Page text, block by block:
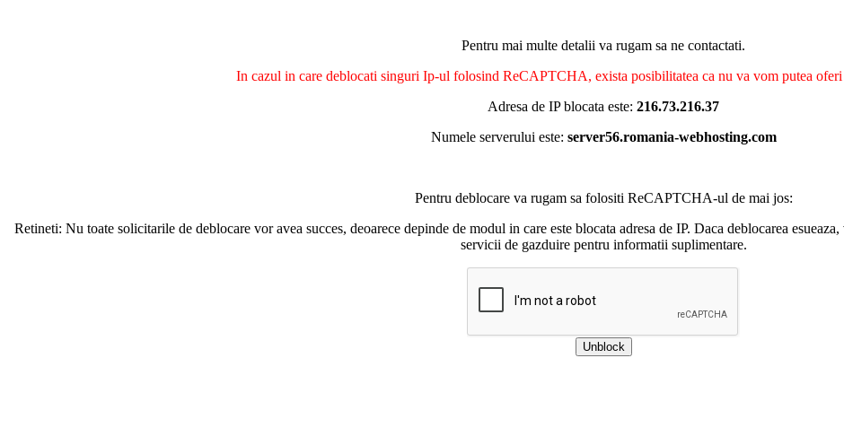
Pentru mai multe detalii va rugam sa ne contactati.
In cazul in care deblocati singuri Ip-ul folosind ReCAPTCHA, exista posibilitatea ca nu va vom putea
Adresa de IP blocata este: 216.73.216.37
Numele serverului este: server56.romania-webhosting.com
Pentru deblocare va rugam sa folositi ReCAPTCHA-ul de mai jos:
Retineti: Nu toate solicitarile de deblocare vor avea succes, deoarece depinde de modul in care este blocata adresa de IP. Daca deblocarea
servicii de gazduire pentru informatii suplimentare.